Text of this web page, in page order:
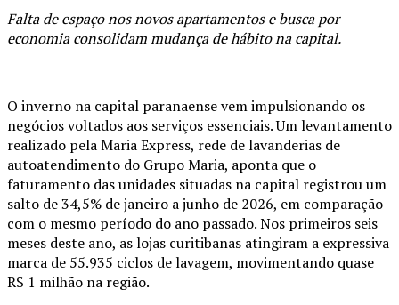
Falta de espaço nos novos apartamentos e busca por
economia consolidam mudança de hábito na capital.
O inverno na capital paranaense vem impulsionando os
negócios voltados aos serviços essenciais. Um levantamento
realizado pela Maria Express, rede de lavanderias de
autoatendimento do Grupo Maria, aponta que o
faturamento das unidades situadas na capital registrou um
salto de 34,5% de janeiro a junho de 2026, em comparação
com o mesmo período do ano passado. Nos primeiros seis
meses deste ano, as lojas curitibanas atingiram a expressiva
marca de 55.935 ciclos de lavagem, movimentando quase
R$ 1 milhão na região.